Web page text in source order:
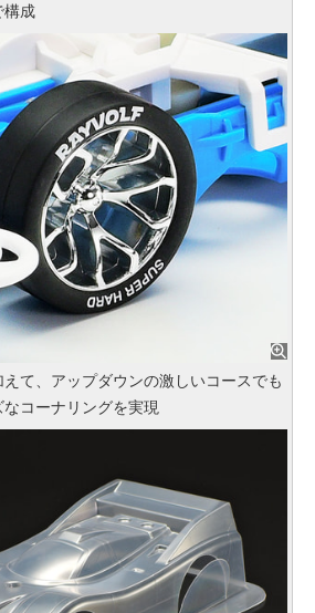
構成
えて、アップダウンの激しいコースでも
コーナリングを実現